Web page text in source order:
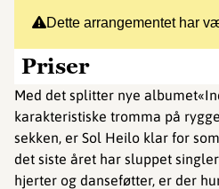
Dette arrangementet har
Priser
Med det splitter nye
karakteristiske tromma på
sekken, er Sol Heilo klar for
det siste året har sluppet
hjerter og danseføtter, er der